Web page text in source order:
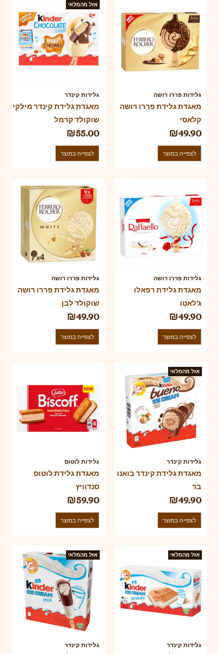
אזל מהמלאי
גלידות קינדר
מאגדת גלידת קינדר מילקי
שוקולד קרמל
₪55.00
לצפייה במוצר
גלידות פררו רושה
מאגדת גלידת פררו רושה
קלאסי
₪49.90
לצפייה במוצר
גלידות פררו רושה
מאגדת גלידת פררו רושה
שוקולד לבן
₪49.90
לצפייה במוצר
גלידות פררו רושה
מאגדת גלידת רפאלו
ג'לאטו
₪49.90
לצפייה במוצר
גלידות לוטוס
מאגדת גלידת לוטוס
סנדוויץ
₪59.90
לצפייה במוצר
אזל מהמלאי
גלידות קינדר
מאגדת גלידת קינדר בואנו
בר
₪49.90
לצפייה במוצר
אזל מהמלאי
גלידות קינדר
אזל מהמלאי
גלידות קינדר